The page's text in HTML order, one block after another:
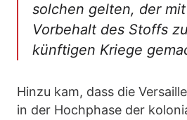
solchen gelten, der
Vorbehalt des Stoffs
künftigen Kriege
Hinzu kam, dass die
in der Hochphase der